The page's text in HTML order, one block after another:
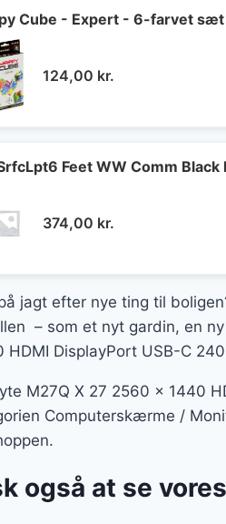
Cube - Expert - 6-farvet sæt
124,00 kr.
Feet WW Comm Black
374,00 kr.
jagt efter nye ting til
– som et nyt gardin, en
HDMI DisplayPort USB-C
M27Q X 27 2560 x 1440
Computerskærme /
også at se